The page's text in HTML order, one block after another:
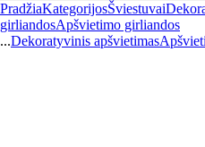
PradžiaKategorijosŠviestuvai
girliandosApšvietimo girliandos
...Dekoratyvinis apšvietimas